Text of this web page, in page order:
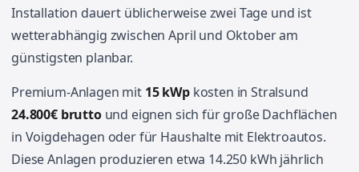
Installation dauert üblicherweise zwei Tage und ist
wetterabhängig zwischen April und Oktober am
günstigsten planbar.
Premium-Anlagen mit 15 kWpkosten in Stralsund
24.800€ bruttound eignen sich für große Dachflächen
in Voigdehagen oder für Haushalte mit Elektroautos.
Diese Anlagen produzieren etwa 14.250 kWh jährlich